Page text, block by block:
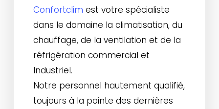
Confortclim est votre spécialiste
dans le domaine la climatisation, du
chauffage, de la ventilation et de la
réfrigération commercial et
Industriel.
Notre personnel hautement qualifié,
toujours à la pointe des dernières